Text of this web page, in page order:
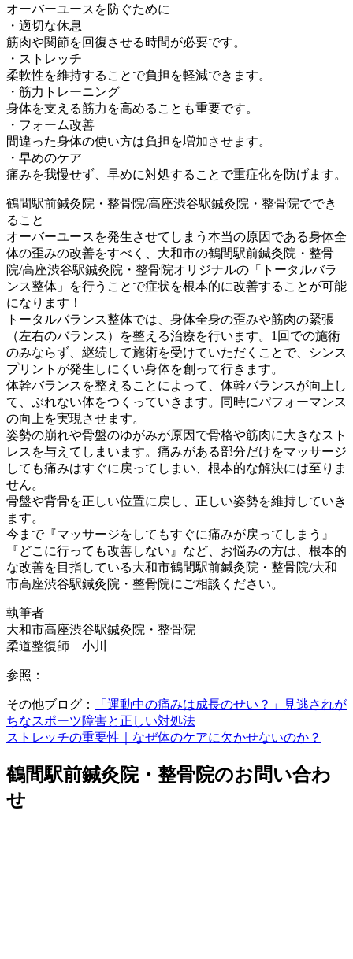
オーバーユースを防ぐために
・適切な休息
筋肉や関節を回復させる時間が必要です。
・ストレッチ
柔軟性を維持することで負担を軽減できます。
・筋力トレーニング
身体を支える筋力を高めることも重要です。
・フォーム改善
間違った身体の使い方は負担を増加させます。
・早めのケア
痛みを我慢せず、早めに対処することで重症化を防げます。
鶴間駅前鍼灸院・整骨院/高座渋谷駅鍼灸院・整骨院ででき
ること
オーバーユースを発生させてしまう本当の原因である身体全
体の歪みの改善をすべく、大和市の鶴間駅前鍼灸院・整骨
院/高座渋谷駅鍼灸院・整骨院オリジナルの「トータルバラ
ンス整体」を行うことで症状を根本的に改善することが可能
になります！
トータルバランス整体では、身体全身の歪みや筋肉の緊張
（左右のバランス）を整える治療を行います。1回での施術
のみならず、継続して施術を受けていただくことで、シンス
プリントが発生しにくい身体を創って行きます。
体幹バランスを整えることによって、体幹バランスが向上し
て、ぶれない体をつくっていきます。同時にパフォーマンス
の向上を実現させます。
姿勢の崩れや骨盤のゆがみが原因で骨格や筋肉に大きなスト
レスを与えてしまいます。痛みがある部分だけをマッサージ
しても痛みはすぐに戻ってしまい、根本的な解決には至りま
せん。
骨盤や背骨を正しい位置に戻し、正しい姿勢を維持していき
ます。
今まで『マッサージをしてもすぐに痛みが戻ってしまう』
『どこに行っても改善しない』など、お悩みの方は、根本的
な改善を目指している大和市鶴間駅前鍼灸院・整骨院/大和
市高座渋谷駅鍼灸院・整骨院にご相談ください。
執筆者
大和市高座渋谷駅鍼灸院・整骨院
柔道整復師 小川
参照：
その他ブログ：
「運動中の痛みは成長のせい？」見逃されが
ちなスポーツ障害と正しい対処法
ストレッチの重要性｜なぜ体のケアに欠かせないのか？
鶴間駅前鍼灸院・整骨院のお問い合わ
せ